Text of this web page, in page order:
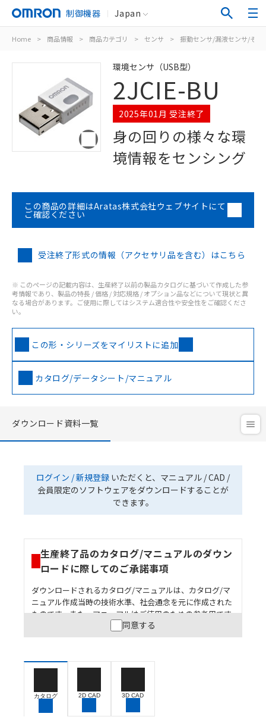
制御機器 Japan
Home > 商品情報 > 商品カテゴリ > センサ > 振動センサ/漏液センサ/その
環境センサ（USB型）
2JCIE-BU
2025年01月 受注終了
身の回りの様々な環
境情報をセンシング
この商品の詳細はAratas株式会社ウェブサイトにて
ご確認ください
受注終了形式の情報（アクセサリ品を含む）はこちら
※ このページの記載内容は、生産終了以前の製品カタログに基づいて作成した参
考情報であり、製品の特長 / 価格 / 対応規格 / オプション品などについて現状と異
なる場合があります。ご使用に際してはシステム適合性や安全性をご確認くださ
い。
この形・シリーズをマイリストに追加
カタログ/データシート/マニュアル
ダウンロード資料一覧
ログイン / 新規登録 いただくと、マニュアル / CAD /
会員限定のソフトウェアをダウンロードすることが
できます。
生産終了品のカタログ/マニュアルのダウン
ロードに際してのご承諾事項
ダウンロードされるカタログ/マニュアルは、カタログ/マ
ニュアル作成当時の技術水準、社会通念を元に作成された
ものです。また、マニュアルはご使用のための参考用です
ので、ご使用にあたっての安全性については十分にご配慮
ください。以下の内容をご承諾の上、ご利用ください。
うな用途に使用される場合には、システム全体として
保できるよう設計されていること、および本製品が全
ていることを、必ず事前に確認してください。
同意する
カタログ 2D CAD 3D CAD